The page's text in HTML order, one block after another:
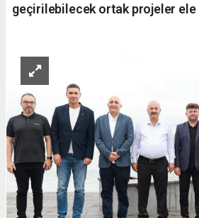
geçirilebilecek ortak projeler ele